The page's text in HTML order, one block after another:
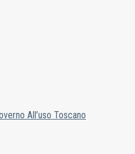
All’uso Toscano